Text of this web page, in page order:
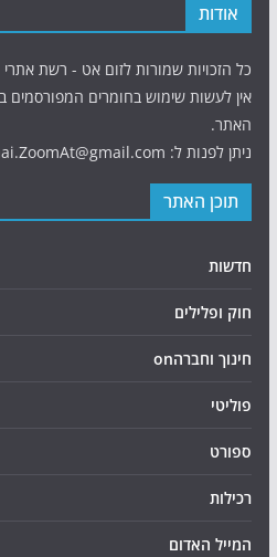
אודות
כל הזכויות שמורות לזום אט - רשת אתרי
אין לעשות שימוש בחומרים המפורסמים
האתר.
ניתן לפנות ל: Avihai.ZoomAt@gmail.com
תוכן האתר
חדשות
חוק ופלילים
חינוך וחברהon
פוליטי
ספורט
רכילות
המייל האדום